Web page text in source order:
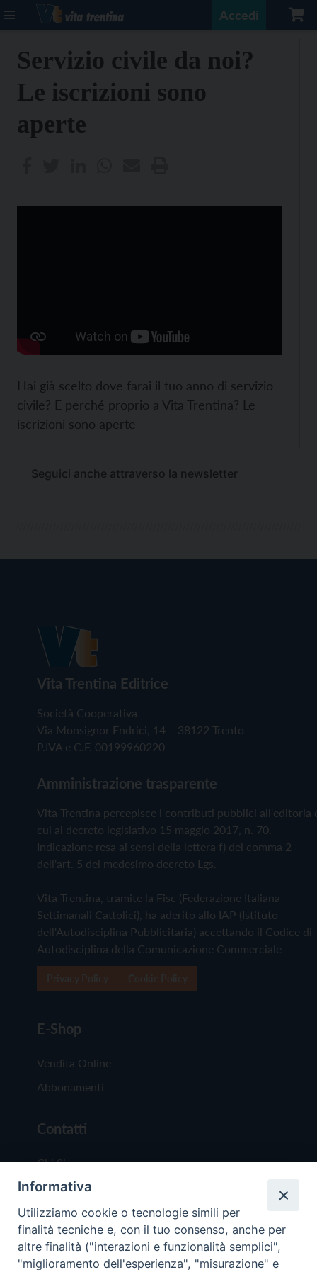
Accedi
Servizio civile da noi?
Le iscrizioni sono
aperte
Hai già scelto dove farai il tuo anno di servizio
civile? E perché proprio a Vita Trentina? Le
iscrizioni sono aperte
Seguici anche attraverso la newsletter
Vita Trentina Editrice
Società Cooperativa
Via Monsignor Endrici, 14 – 38122 Trento
P.IVA e C.F. 00199960220
Amministrazione trasparente
Vita Trentina percepisce i contributi pubblici all'editoria
cui al decreto legislativo 15 maggio 2017, n. 70.
Indicazione resa ai sensi della lettera f) del comma 2
dell'art. 5 del medesimo decreto Lgs.
Vita Trentina, tramite la Fisc (Federazione Italiana
Settimanali Cattolici), ha aderito allo IAP (Istituto
dell'Autodisciplina Pubblicitaria) accettando il Codice di
Autodisciplina della Comunicazione Commerciale
E-Shop
Vendita Online
Abbonamenti
Contatti
Chi Siamo
Redazione
Scrivici
Informativa
Utilizziamo cookie o tecnologie simili per
finalità tecniche e, con il tuo consenso, anche per
altre finalità ("interazioni e funzionalità semplici",
"miglioramento dell'esperienza", "misurazione" e